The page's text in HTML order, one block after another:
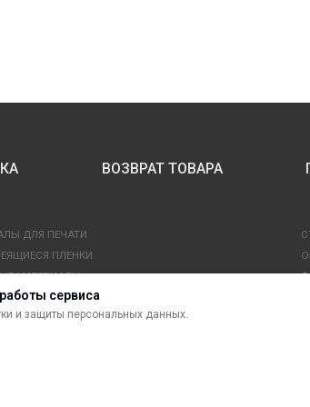
сервиса
и защиты персональных данных.
ВОЗВРАТ ТОВАРА
ДЛЯ ПЕЧАТИ
ПЛЕНКИ
МАТЕРИАЛЫ
СЕРВИС